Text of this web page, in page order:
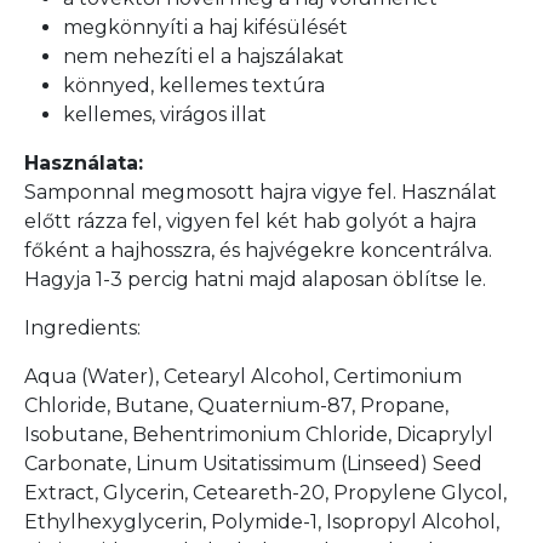
megkönnyíti a haj kifésülését
nem nehezíti el a hajszálakat
könnyed, kellemes textúra
kellemes, virágos illat
Használata:
Samponnal megmosott hajra vigye fel. Használat
előtt rázza fel, vigyen fel két hab golyót a hajra
főként a hajhosszra, és hajvégekre koncentrálva.
Hagyja 1-3 percig hatni majd alaposan öblítse le.
Ingredients:
Aqua (Water), Cetearyl Alcohol, Certimonium
Chloride, Butane, Quaternium-87, Propane,
Isobutane, Behentrimonium Chloride, Dicaprylyl
Carbonate, Linum Usitatissimum (Linseed) Seed
Extract, Glycerin, Ceteareth-20, Propylene Glycol,
Ethylhexyglycerin, Polymide-1, Isopropyl Alcohol,